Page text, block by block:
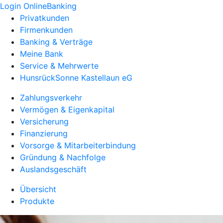
Login OnlineBanking
Privatkunden
Firmenkunden
Banking & Verträge
Meine Bank
Service & Mehrwerte
HunsrückSonne Kastellaun eG
Zahlungsverkehr
Vermögen & Eigenkapital
Versicherung
Finanzierung
Vorsorge & Mitarbeiterbindung
Gründung & Nachfolge
Auslandsgeschäft
Übersicht
Produkte